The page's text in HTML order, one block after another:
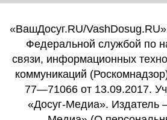
«ВашДосуг.RU/
Федеральной службой по
связи, информационных
коммуникаций
77—71066 от 13.09.2017.
«Досуг-Медиа».